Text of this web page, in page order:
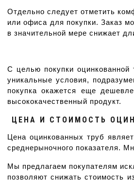
Отдельно следует отметить
или офиса для покупки. Заказ
в значительной мере снижает
С целью покупки
уникальные условия,
покупка окажется еще
высококачественный продукт.
ЦЕНА И СТОИМОСТЬ
Цена оцинкованных труб
среднерыночного показателя.
Мы предлагаем покупателям
позволяют снижать стоимость